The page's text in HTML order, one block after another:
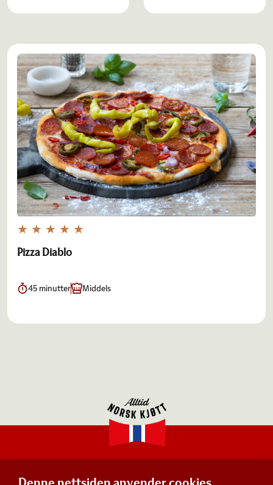
Pizza Diablo
45 minutter Middels